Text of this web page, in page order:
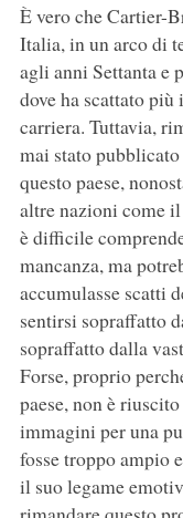
È vero che Cartier-
Italia, in un arco di
agli anni Settanta e
dove ha scattato
carriera. Tuttavia,
mai stato
questo paese,
altre nazioni come
è difficile
mancanza, ma
accumulasse scatti
sentirsi sopraffatto
sopraffatto dalla
Forse, proprio
paese, non è
immagini per una
fosse troppo ampio
il suo legame